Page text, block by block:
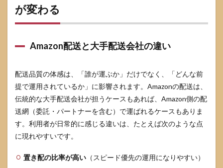
が変わる
Amazon配送と大手配送会社の違い
配送品質の体感は、「誰が運ぶか」だけでなく、「どんな前
提で運用されているか」に影響されます。Amazonの配送は、
伝統的な大手配送会社が担うケースもあれば、Amazon側の配
送網（委託・パートナーを含む）で運ばれるケースもありま
す。利用者が日常的に感じる違いは、たとえば次のような点
に現れやすいです。
置き配の比率が高い （スピード優先の運用になりやすい）